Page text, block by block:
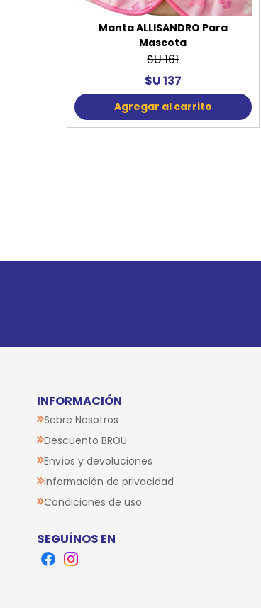
Manta ALLISANDRO Para
Mascota
$U 161
$U 137
Agregar al carrito
INFORMACIÓN
Sobre Nosotros
Descuento BROU
Envíos y devoluciones
Información de privacidad
Condiciones de uso
SEGUÍNOS EN
FacebookInstagram